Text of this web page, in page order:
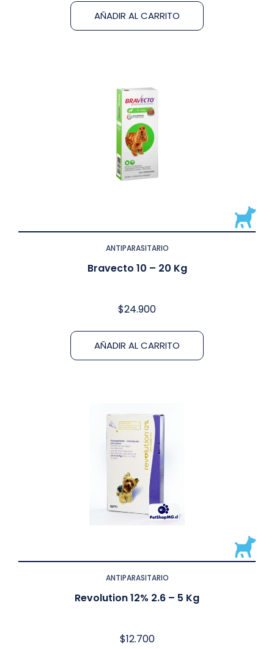
AÑADIR AL CARRITO
ANTIPARASITARIO
Bravecto 10 – 20 Kg
$24.900
AÑADIR AL CARRITO
ANTIPARASITARIO
Revolution 12% 2.6 – 5 Kg
$12.700